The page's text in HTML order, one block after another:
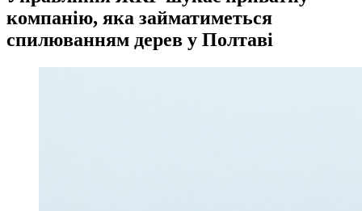
компанію, яка займатиметься
спилюванням дерев у Полтаві